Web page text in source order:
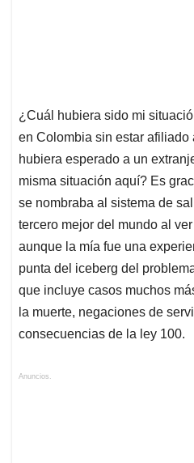
¿Cuál hubiera sido mi
en Colombia sin estar afiliado
hubiera esperado a un
misma situación aquí? Es
se nombraba al sistema de
tercero mejor del mundo al
aunque la mía fue una
punta del iceberg del
que incluye casos muchos
la muerte, negaciones de
consecuencias de la ley 100.
Anuncios.